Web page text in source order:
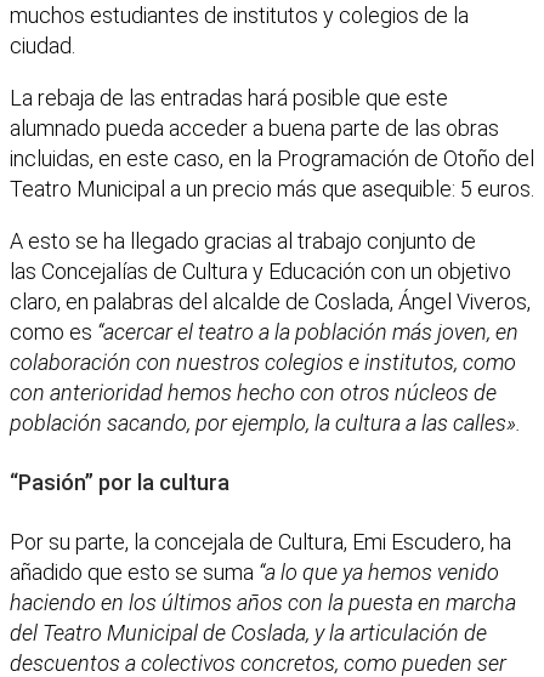
muchos estudiantes de institutos y colegios de la
ciudad.
La rebaja de las entradas hará posible que este
alumnado pueda acceder a buena parte de las obras
incluidas, en este caso, en la Programación de Otoño del
Teatro Municipal a un precio más que asequible: 5 euros.
A esto se ha llegado gracias al trabajo conjunto de
las Concejalías de Cultura y Educación con un objetivo
claro, en palabras del alcalde de Coslada, Ángel Viveros,
como es “acercar el teatro a la población más joven, en
colaboración con nuestros colegios e institutos, como
con anterioridad hemos hecho con otros núcleos de
población sacando, por ejemplo, la cultura a las calles».
“Pasión” por la cultura
Por su parte, la concejala de Cultura, Emi Escudero, ha
añadido que esto se suma “a lo que ya hemos venido
haciendo en los últimos años con la puesta en marcha
del Teatro Municipal de Coslada, y la articulación de
descuentos a colectivos concretos, como pueden ser